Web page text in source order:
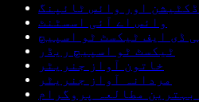
ڈکٹیشن اور وائس ٹائپنگ
وائس اے آئی اسسٹنٹ
ڈی ایف ٹیکسٹ ٹو اسپیچ
ٹیکسٹ ٹو اسپیچ ریڈر
خاتون آواز جنریٹر
مردانہ آواز جنریٹر
مطالعہ پروگرام